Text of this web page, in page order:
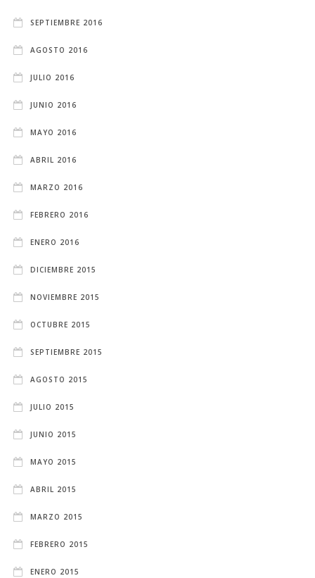
SEPTIEMBRE 2016
AGOSTO 2016
JULIO 2016
JUNIO 2016
MAYO 2016
ABRIL 2016
MARZO 2016
FEBRERO 2016
ENERO 2016
DICIEMBRE 2015
NOVIEMBRE 2015
OCTUBRE 2015
SEPTIEMBRE 2015
AGOSTO 2015
JULIO 2015
JUNIO 2015
MAYO 2015
ABRIL 2015
MARZO 2015
FEBRERO 2015
ENERO 2015